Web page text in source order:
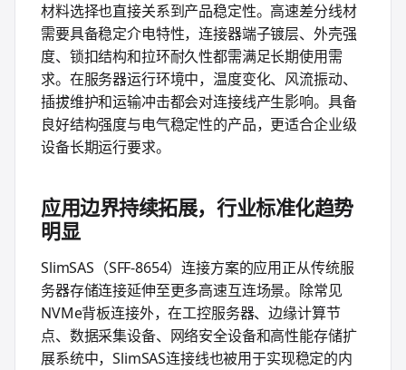
材料选择也直接关系到产品稳定性。高速差分线材
需要具备稳定介电特性，连接器端子镀层、外壳强
度、锁扣结构和拉环耐久性都需满足长期使用需
求。在服务器运行环境中，温度变化、风流振动、
插拔维护和运输冲击都会对连接线产生影响。具备
良好结构强度与电气稳定性的产品，更适合企业级
设备长期运行要求。
应用边界持续拓展，行业标准化趋势
明显
SlimSAS（SFF-8654）连接方案的应用正从传统服
务器存储连接延伸至更多高速互连场景。除常见
NVMe背板连接外，在工控服务器、边缘计算节
点、数据采集设备、网络安全设备和高性能存储扩
展系统中，SlimSAS连接线也被用于实现稳定的内